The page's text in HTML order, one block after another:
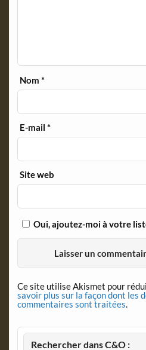
Nom*
E-mail*
Site web
Oui, ajoutez-moi à votre
Ce site utilise Akismet pour
savoir plus sur la façon dont les
commentaires sont traitées.
Rechercher dans C&O :